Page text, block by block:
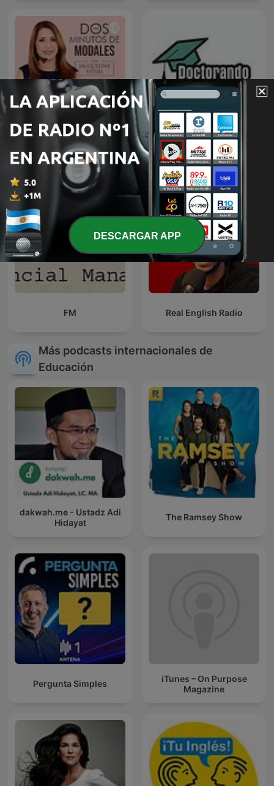
Dos Minutos de Modales
Doctorando, que no es
poco
FM Real English Radio
Más podcasts internacionales de
Educación
dakwah.me - Ustadz Adi
Hidayat
The Ramsey Show
Pergunta Simples
iTunes – On Purpose
Magazine
DESCARGAR APP